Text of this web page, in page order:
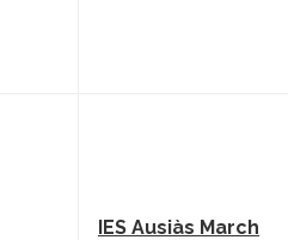
IES Ausiàs March